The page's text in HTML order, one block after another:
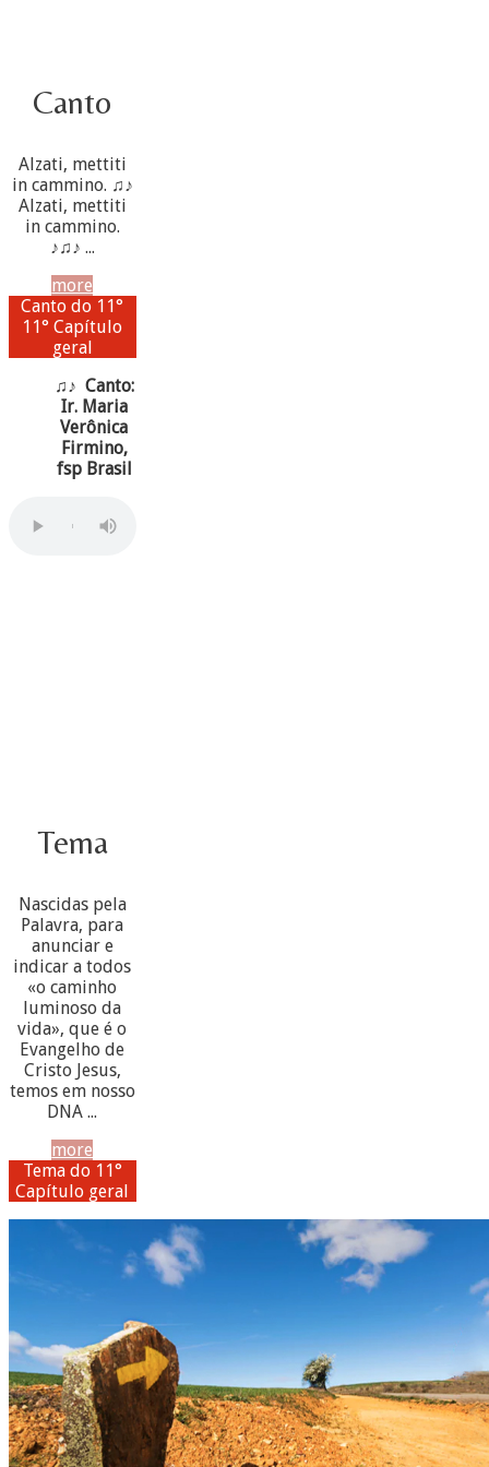
Canto
Alzati, mettiti
in cammino. ♫♪
Alzati, mettiti
in cammino.
♪♫♪ ...
more
Canto do 11°
11° Capítulo
geral
♫♪ Canto:
Ir. Maria
Verônica
Firmino,
fsp Brasil
Tema
Nascidas pela
Palavra, para
anunciar e
indicar a todos
«o caminho
luminoso da
vida», que é o
Evangelho de
Cristo Jesus,
temos em nosso
DNA ...
more
Tema do 11°
Capítulo geral